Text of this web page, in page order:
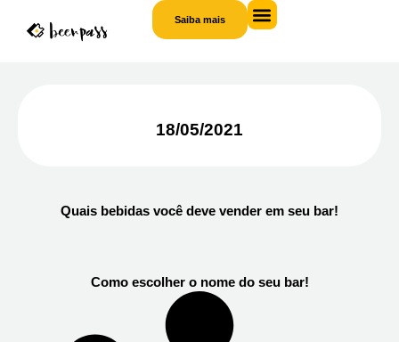
Saiba mais
18/05/2021
Quais bebidas você deve vender em seu bar!
Como escolher o nome do seu bar!